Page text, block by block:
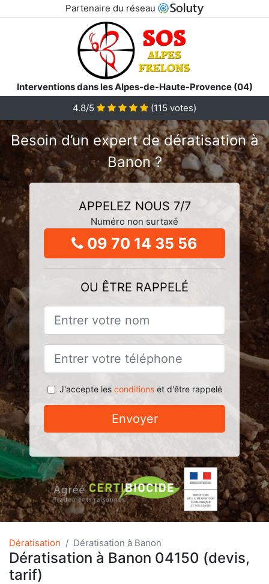
Partenaire du réseau
Interventions dans les Alpes-de-Haute-Provence (04)
4.8/5
(115 votes)
Besoin d’un expert de dératisation à
Banon ?
APPELEZ NOUS 7/7
Numéro non surtaxé
09 70 14 35 56
OU ÊTRE RAPPELÉ
J'accepte les conditionset d'être rappelé
Envoyer
Dératisation Dératisation à Banon
Dératisation à Banon 04150 (devis,
tarif)